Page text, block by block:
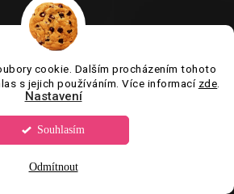
cookie. Dalším procházením tohoto
s jejich používáním. Více informací zde
Nastavení
Odmítnout
Souhlasím